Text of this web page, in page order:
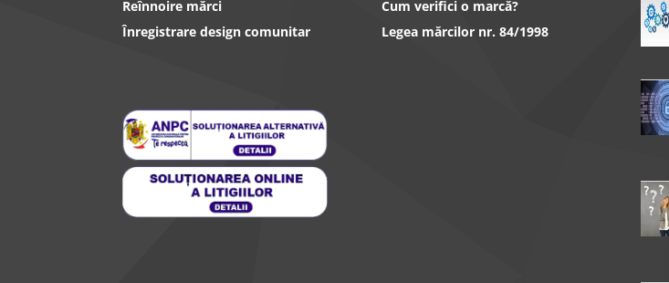
Reînnoire mărci
Înregistrare design comunitar
Cum verifici o marcă?
Legea mărcilor nr. 84/1998